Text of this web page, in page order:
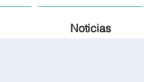
Noticias